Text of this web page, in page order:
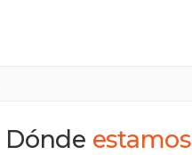
Dónde estamos